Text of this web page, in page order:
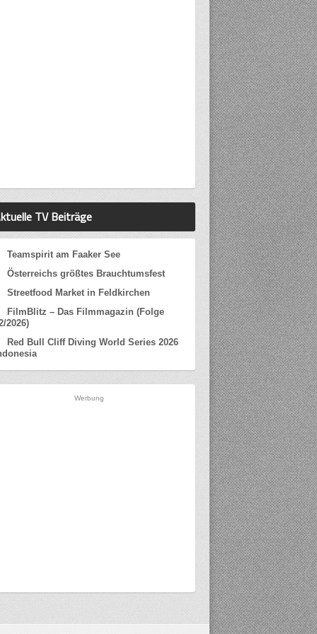
TV Beiträge
Teamspirit am Faaker See
Österreichs größtes Brauchtumsfest
Streetfood Market in Feldkirchen
FilmBlitz – Das Filmmagazin (Folge
2026)
Red Bull Cliff Diving World Series 2026
Werbung